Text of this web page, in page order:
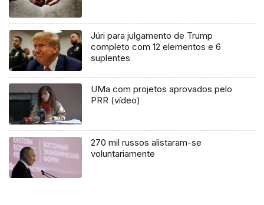
Júri para julgamento de Trump
completo com 12 elementos e 6
suplentes
UMa com projetos aprovados pelo
PRR (vídeo)
270 mil russos alistaram-se
voluntariamente